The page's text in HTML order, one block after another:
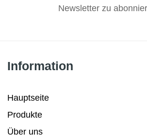
Information
Hauptseite
Produkte
Über uns
Newsletter zu